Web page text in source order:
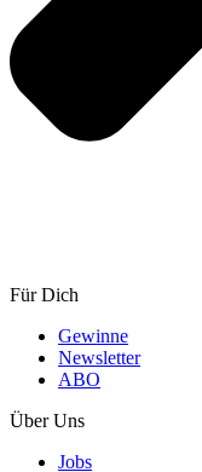
Für Dich
Gewinne
Newsletter
ABO
Über Uns
Jobs